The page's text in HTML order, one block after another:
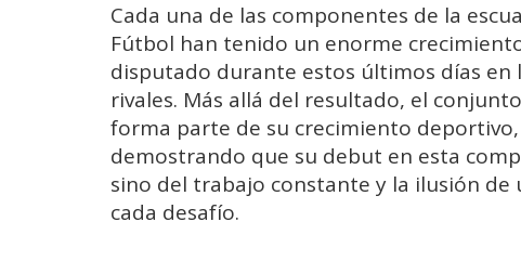
Cada una de las componentes de la
Fútbol han tenido un enorme
disputado durante estos últimos días en
rivales. Más allá del resultado, el
forma parte de su crecimiento
demostrando que su debut en esta
sino del trabajo constante y la ilusión
cada desafío.